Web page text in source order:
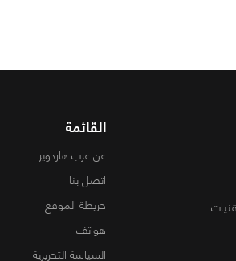
القائمة
عن عرب هاردوير
اتصل بنا
خريطة الموقع
هواتف
السياسة التحريرية